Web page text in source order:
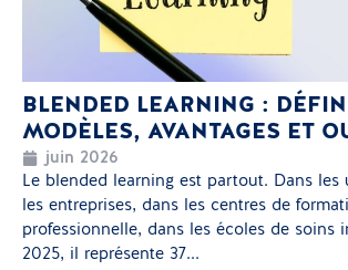
BLENDED LEARNING :
MODÈLES, AVANTAGES ET
juin 2026
Le blended learning est partout. Dans les
les entreprises, dans les centres de
professionnelle, dans les écoles de soins
2025, il représente 37...